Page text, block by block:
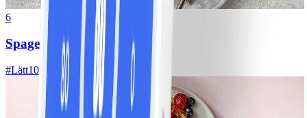
6
Spagetti med köttfärssås
#Lätt10 MIN